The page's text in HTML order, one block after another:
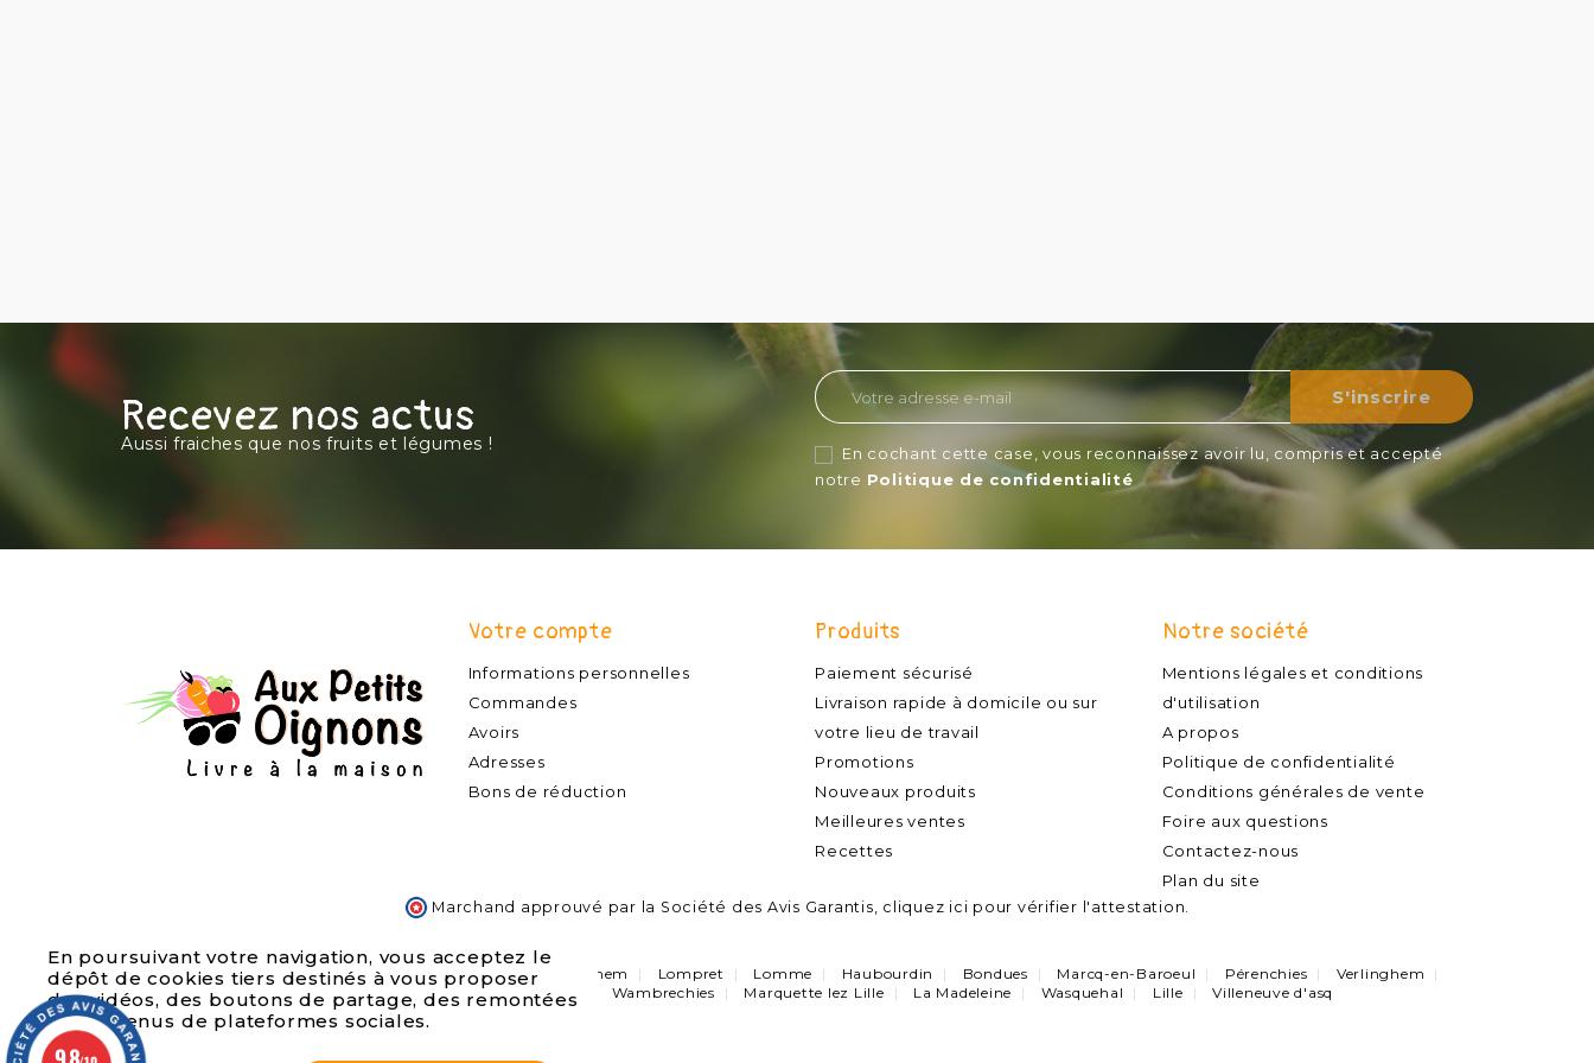
En poursuivant votre navigation, vous acceptez le
dépôt de cookies tiers destinés à vous proposer
des vidéos, des boutons de partage, des remontées
de contenus de plateformes sociales.
Recevez nos actus
Aussi fraiches que nos fruits et légumes !
En cochant cette case, vous reconnaissez avoir lu, compris et accepté
notre Politique de confidentialité
Votre compte
Informations personnelles
Commandes
Avoirs
Adresses
Bons de réduction
Produits
Paiement sécurisé
Livraison rapide à domicile ou sur
votre lieu de travail
Promotions
Nouveaux produits
Meilleures ventes
Recettes
Notre société
Mentions légales et conditions
d'utilisation
A propos
Politique de confidentialité
Conditions générales de vente
Foire aux questions
Contactez-nous
Plan du site
Marchand approuvé par la Société des Avis Garantis, cliquez ici pour vérifier l'attestation.
Livraison fruits et légumes Nord Lambersart Capinghem Lompret Lomme Haubourdin Bondues Marcq-en-Baroeul Pérenchies
Verlinghem
Quesnoy sur deule
Saint André lez Lille Wambrechies Marquette lez Lille La Madeleine Wasquehal Lille Villeneuve d'asq